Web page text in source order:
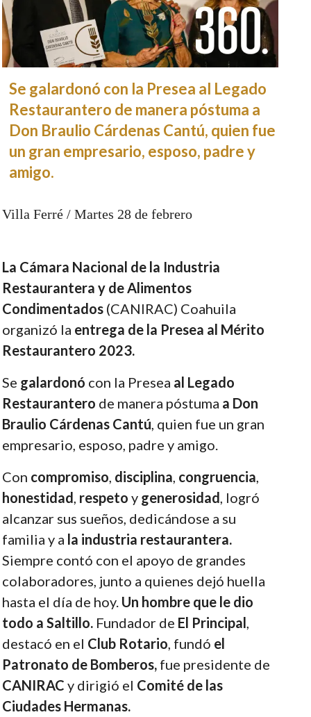
Se galardonó con la Presea al Legado
Restaurantero de manera póstuma a
Don Braulio Cárdenas Cantú, quien fue
un gran empresario, esposo, padre y
amigo.
Villa Ferré / Martes 28 de febrero
La Cámara Nacional de la Industria
Restaurantera y de Alimentos
Condimentados(CANIRAC) Coahuila
organizó la entrega de la Presea al Mérito
Restaurantero 2023.
Se galardonó con la Presea al Legado
Restaurantero de manera póstuma a Don
Braulio Cárdenas Cantú, quien fue un gran
empresario, esposo, padre y amigo.
Con compromiso, disciplina, congruencia,
honestidad, respeto y generosidad, logró
alcanzar sus sueños, dedicándose a su
familia y a la industria restaurantera.
Siempre contó con el apoyo de grandes
colaboradores, junto a quienes dejó huella
hasta el día de hoy. Un hombre que le dio
todo a Saltillo.Fundador de El Principal,
destacó en el Club Rotario, fundó el
Patronato de Bomberos,fue presidente de
CANIRAC y dirigió el Comité de las
Ciudades Hermanas.